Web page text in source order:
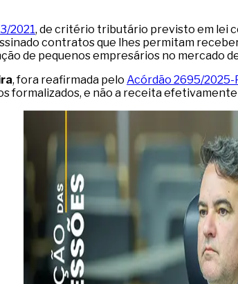
2021, de critério tributário previsto em lei
contratos que lhes permitam
de pequenos empresários no mercado
, fora reafirmada pelo Acórdão 2695/
formalizados, e não a receita efetivamente